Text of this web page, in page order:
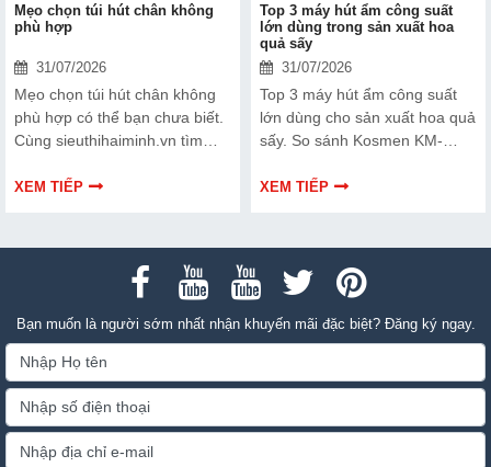
Mẹo chọn túi hút chân không
phù hợp
31/07/2026
Mẹo chọn túi hút chân không
phù hợp có thể bạn chưa biết.
Cùng sieuthihaiminh.vn tìm
thông tin bài viết dưới đây nhé!
XEM TIẾP
Top 3 máy hút ẩm công suất
lớn dùng trong sản xuất hoa
quả sấy
31/07/2026
Top 3 máy hút ẩm công suất
lớn dùng cho sản xuất hoa quả
sấy. So sánh Kosmen KM-
FujiE HM-1800D theo công
XEM TIẾP
Bạn muốn là người sớm nhất nhận khuyến mãi đặc biệt? Đăng ký ngay.